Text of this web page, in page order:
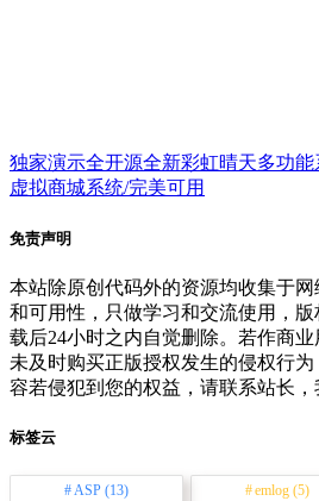
独家演示全开源全新彩虹晴天多功
虚拟商城系统/完美可用
免责声明
本站除原创代码外的资源均收集于
和可用性，只做学习和交流使用，
载后24小时之内自觉删除。若作商
未及时购买正版授权发生的侵权行
容若侵犯到您的权益，请联系站长，
标签云
ASP(13) emlog(5)